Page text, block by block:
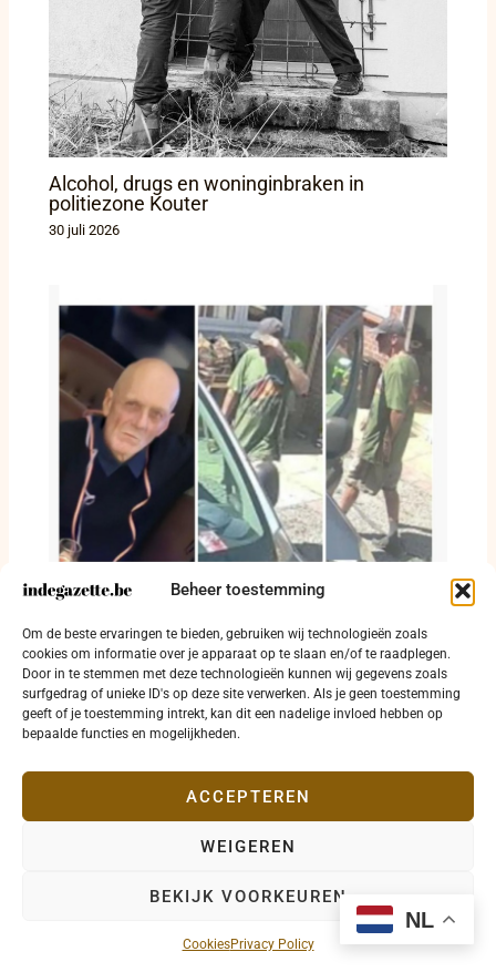
Beheer toestemming
Om de beste ervaringen te bieden, gebruiken wij technologieën zoals
cookies om informatie over je apparaat op te slaan en/of te raadplegen.
Door in te stemmen met deze technologieën kunnen wij gegevens zoals
surfgedrag of unieke ID's op deze site verwerken. Als je geen toestemming
geeft of je toestemming intrekt, kan dit een nadelige invloed hebben op
bepaalde functies en mogelijkheden.
ACCEPTEREN
WEIGEREN
BEKIJK VOORKEUREN
CookiesPrivacy Policy
Alcohol, drugs en woninginbraken in
politiezone Kouter
30 juli 2026
Michel Gaspard nog steeds niet gevonden:
dringende oproep om massaal te delen
29 juli 2026
Copyright © 2026 indegazette.be |Privacy
NL